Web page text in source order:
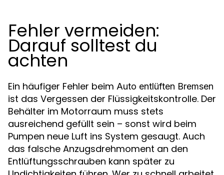
Fehler vermeiden:
Darauf solltest du
achten
Ein häufiger Fehler beim Auto entlüften Bremsen
ist das Vergessen der Flüssigkeitskontrolle. Der
Behälter im Motorraum muss stets
ausreichend gefüllt sein – sonst wird beim
Pumpen neue Luft ins System gesaugt. Auch
das falsche Anzugsdrehmoment an den
Entlüftungsschrauben kann später zu